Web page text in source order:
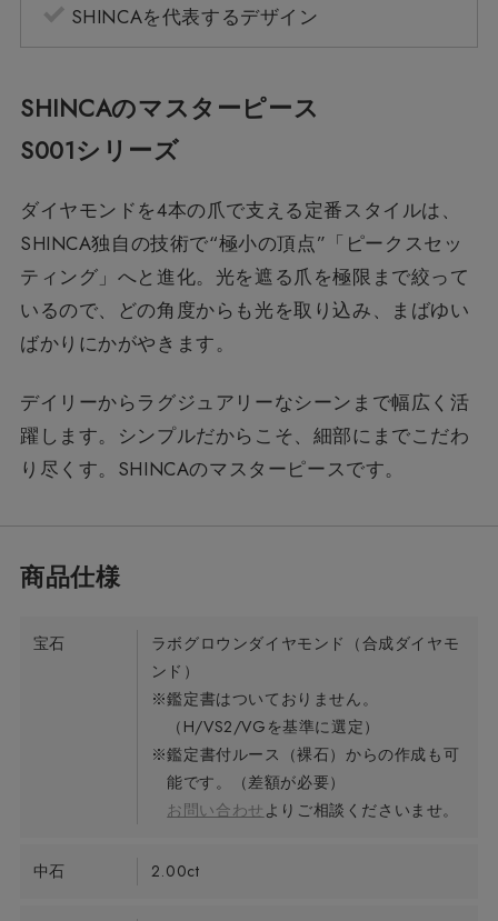
SHINCAを代表するデザイン
SHINCAのマスターピース
S001シリーズ
ダイヤモンドを4本の爪で支える定番スタイルは、
SHINCA独自の技術で“極小の頂点”「ピークスセッ
ティング」へと進化。光を遮る爪を極限まで絞って
いるので、どの角度からも光を取り込み、まばゆい
ばかりにかがやきます。
デイリーからラグジュアリーなシーンまで幅広く活
躍します。シンプルだからこそ、細部にまでこだわ
り尽くす。SHINCAのマスターピースです。
宝石
ラボグロウンダイヤモンド（合成ダイヤモ
ンド）
※鑑定書はついておりません。
（H/VS2/VGを基準に選定）
※鑑定書付ルース（裸石）からの作成も可
能です。（差額が必要）
お問い合わせ よりご相談くださいませ。
中石 2.00ct